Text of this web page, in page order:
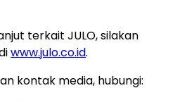
terkait JULO, silakan
www.julo.co.id.
kontak media, hubungi: